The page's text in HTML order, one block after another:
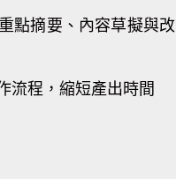
點摘要、內容草擬與改
流程，縮短產出時間